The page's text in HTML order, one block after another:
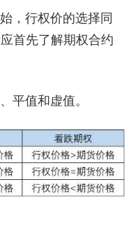
，行权价的选择同
首先了解期权合约
平值和虚值。